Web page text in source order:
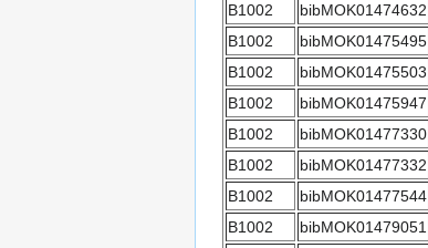
B1002
bibMOK01474632
B1002
bibMOK01475495
B1002
bibMOK01475503
B1002
bibMOK01475947
B1002
bibMOK01477330
B1002
bibMOK01477332
B1002
bibMOK01477544
B1002
bibMOK01479051